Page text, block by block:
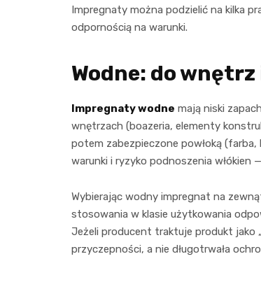
Impregnaty można podzielić na kilka
odpornością na warunki.
Wodne: do
Impregnaty wodne mają niski
wnętrzach (boazeria, elementy
potem zabezpieczone powłoką
warunki i ryzyko podnoszenia
Wybierając wodny impregnat na
stosowania w klasie użytkowania
Jeżeli producent traktuje produkt jako
przyczepności, a nie długotrwała